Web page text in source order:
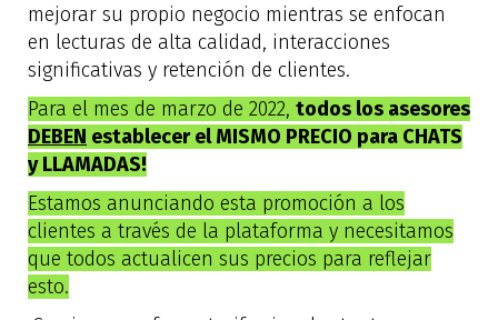
mejorar su propio negocio mientras se enfocan
en lecturas de alta calidad, interacciones
significativas y retención de clientes.
Para el mes de marzo de 2022, todos los asesores
DEBEN establecer el MISMO PRECIO para CHATS
y LLAMADAS!
Estamos anunciando esta promoción a los
clientes a través de la plataforma y necesitamos
que todos actualicen sus precios para reflejar
esto.